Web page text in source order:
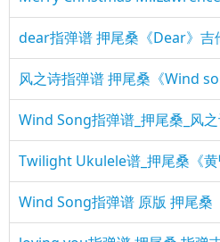
dear指弹谱 押尾桑《Dear》吉
风之诗指弹谱 押尾桑《Wind
Wind Song指弹谱_押尾桑_风
Twilight Ukulele谱_押尾桑《
Wind Song指弹谱 原版 押尾桑